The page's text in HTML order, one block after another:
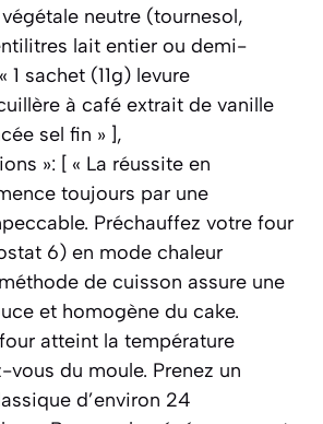
neutre (tournesol,
lait entier ou demi-
1 sachet (11g) levure
à café extrait de vanille
sel fin » ],
»: [ « La réussite en
toujours par une
Préchauffez votre four
6) en mode chaleur
de cuisson assure une
et homogène du cake.
atteint la température
du moule. Prenez un
d’environ 24